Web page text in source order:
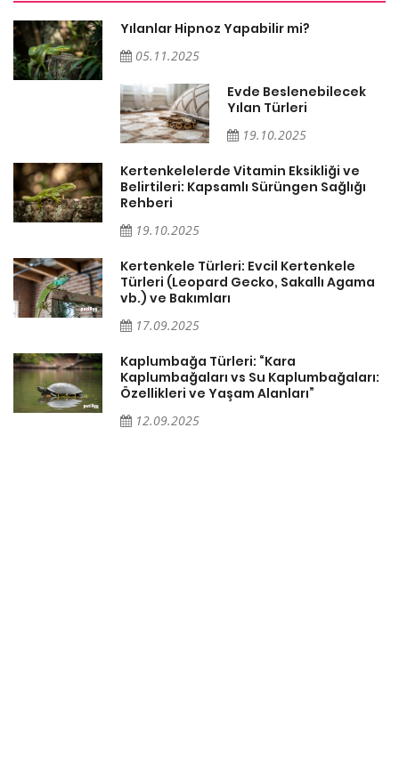
Yılanlar Hipnoz Yapabilir mi?
05.11.2025
Evde Beslenebilecek
Yılan Türleri
19.10.2025
Kertenkelelerde Vitamin Eksikliği ve
Belirtileri: Kapsamlı Sürüngen Sağlığı
Rehberi
19.10.2025
Kertenkele Türleri: Evcil Kertenkele
Türleri (Leopard Gecko, Sakallı Agama
vb.) ve Bakımları
17.09.2025
Kaplumbağa Türleri: “Kara
Kaplumbağaları vs Su Kaplumbağaları:
Özellikleri ve Yaşam Alanları”
12.09.2025